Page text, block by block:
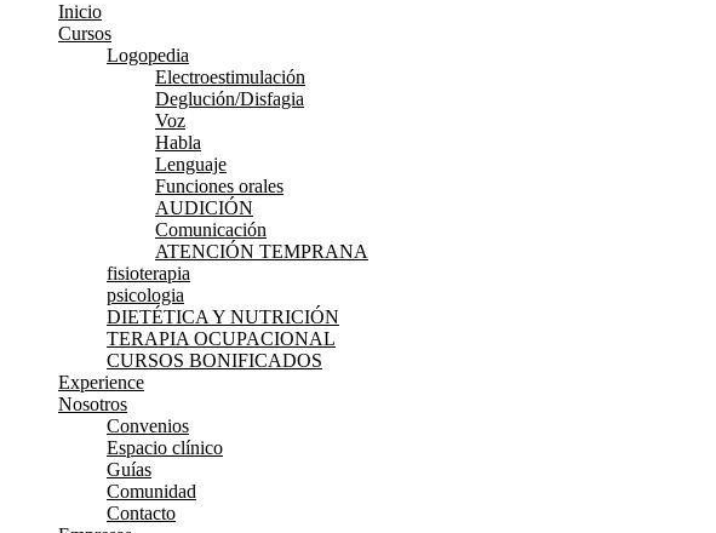
Inicio
Cursos
Logopedia
Electroestimulación
Deglución/Disfagia
Voz
Habla
Lenguaje
Funciones orales
AUDICIÓN
Comunicación
ATENCIÓN TEMPRANA
fisioterapia
psicologia
DIETÉTICA Y NUTRICIÓN
TERAPIA OCUPACIONAL
CURSOS BONIFICADOS
Experience
Nosotros
Convenios
Espacio clínico
Guías
Comunidad
Contacto